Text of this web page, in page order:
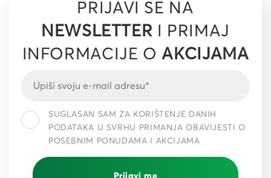
PRIJAVI SE NA
NEWSLETTER I PRIMAJ
INFORMACIJE OAKCIJAMA
SUGLASAN SAM ZA KORIŠTENJE DANIH
PODATAKA U SVRHU PRIMANJA OBAVIJESTI O
POSEBNIM PONUDAMA I AKCIJAMA
Prijavi me